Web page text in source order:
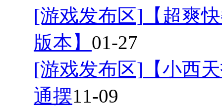
[游戏发布区] 【超爽
版本】 01-27
[游戏发布区] 【小西
通摆11-09